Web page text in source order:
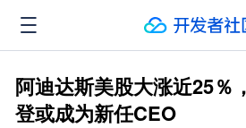
阿迪达斯美股大涨近25％
登或成为新任CEO